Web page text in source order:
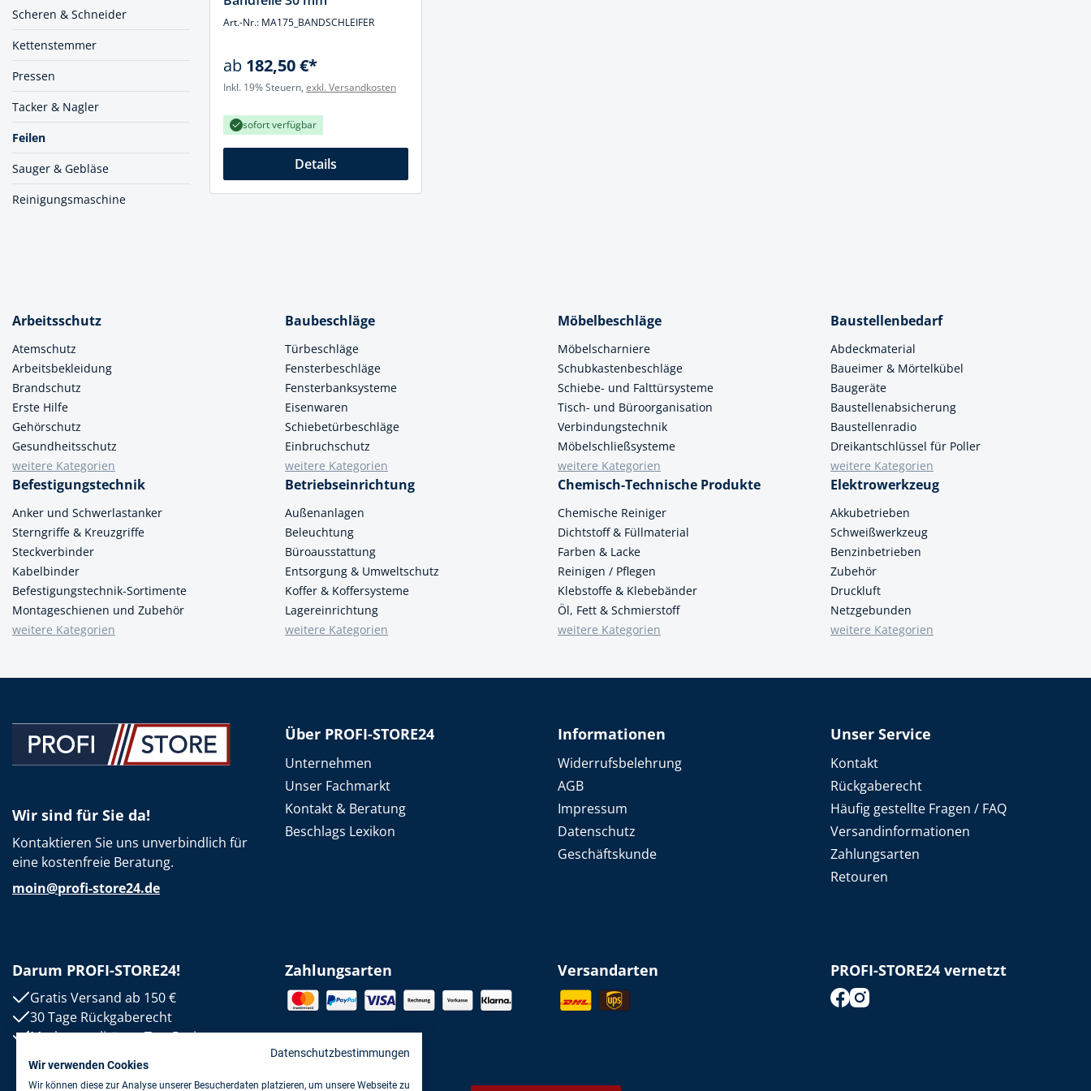
Verbindungs- und Klemmsysteme
Montagematerial
Zubehör Maschinenbefestigung
Splinte & Federstecker
Schellen
Handpresse
Hebewerkzeuge
Hobel, Beitel & Ziehklingen
Malerwerkzeug
Schneidwerkzeug
Spachtel & Kelle
Spanntechnik
Spannungsprüfer
Stanzwerkzeuge & Lochwerkzeuge
Scheren & Schneider
Kettenstemmer
Pressen
Tacker & Nagler
Feilen
Sauger & Gebläse
Reinigungsmaschine
Art.-Nr.: MA175_BANDSCHLEIFER
ab 182,50 €*
Inkl. 19% Steuern, exkl. Versandkosten
sofort verfügbar
Details
Arbeitsschutz
Atemschutz
Arbeitsbekleidung
Brandschutz
Erste Hilfe
Gehörschutz
Gesundheitsschutz
weitere Kategorien
Baubeschläge
Türbeschläge
Fensterbeschläge
Fensterbanksysteme
Eisenwaren
Schiebetürbeschläge
Einbruchschutz
weitere Kategorien
Möbelbeschläge
Möbelscharniere
Schubkastenbeschläge
Schiebe- und Falttürsysteme
Tisch- und Büroorganisation
Verbindungstechnik
Möbelschließsysteme
weitere Kategorien
Baustellenbedarf
Abdeckmaterial
Baueimer & Mörtelkübel
Baugeräte
Baustellenabsicherung
Baustellenradio
Dreikantschlüssel für Poller
weitere Kategorien
Befestigungstechnik
Anker und Schwerlastanker
Sterngriffe & Kreuzgriffe
Steckverbinder
Kabelbinder
Befestigungstechnik-Sortimente
Montageschienen und Zubehör
weitere Kategorien
Betriebseinrichtung
Außenanlagen
Beleuchtung
Büroausstattung
Entsorgung & Umweltschutz
Koffer & Koffersysteme
Lagereinrichtung
weitere Kategorien
Chemisch-Technische Produkte
Chemische Reiniger
Dichtstoff & Füllmaterial
Farben & Lacke
Reinigen / Pflegen
Klebstoffe & Klebebänder
Öl, Fett & Schmierstoff
weitere Kategorien
Elektrowerkzeug
Akkubetrieben
Schweißwerkzeug
Benzinbetrieben
Zubehör
Druckluft
Netzgebunden
weitere Kategorien
Wir sind für Sie da!
Kontaktieren Sie uns unverbindlich für
eine kostenfreie Beratung.
moin@profi-store24.de
Über PROFI-STORE24
Unternehmen
Unser Fachmarkt
Kontakt & Beratung
Beschlags Lexikon
Informationen
Widerrufsbelehrung
AGB
Impressum
Datenschutz
Geschäftskunde
Unser Service
Kontakt
Rückgaberecht
Häufig gestellte Fragen / FAQ
Versandinformationen
Zahlungsarten
Retouren
Darum PROFI-STORE24!
Gratis Versand ab 150 €
30 Tage Rückgaberecht
Markenqualität zu Top-Preisen
Zahlungsarten Versandarten PROFI-STORE24 vernetzt
footer.socialMedia.facebook.title
footer.socialMedia.instagram.title
Datenschutzbestimmungen
Wir verwenden Cookies
Wir können diese zur Analyse unserer Besucherdaten platzieren, um unsere Webseite zu